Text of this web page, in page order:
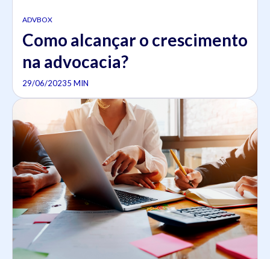
ADVBOX
Como alcançar o crescimento
na advocacia?
29/06/20235 MIN